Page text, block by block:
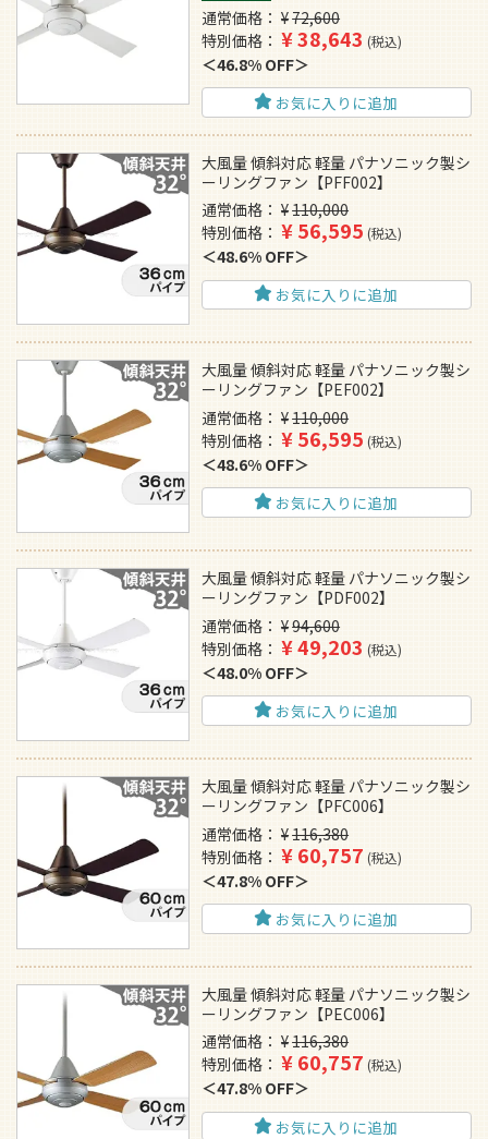
通常価格 ¥72,600
特別価格
¥38,643 税込
46.8% OFF
お気に入りに追加
大風量 傾斜対応 軽量 パナソニック製シ
ーリングファン【PFF002】
通常価格
¥110,000
特別価格
¥56,595 税込
48.6% OFF
お気に入りに追加
大風量 傾斜対応 軽量 パナソニック製シ
ーリングファン【PEF002】
通常価格
¥110,000
特別価格
¥56,595 税込
48.6% OFF
お気に入りに追加
大風量 傾斜対応 軽量 パナソニック製シ
ーリングファン【PDF002】
通常価格
¥94,600
特別価格
¥49,203 税込
48.0% OFF
お気に入りに追加
大風量 傾斜対応 軽量 パナソニック製シ
ーリングファン【PFC006】
通常価格
¥116,380
特別価格
¥60,757 税込
47.8% OFF
お気に入りに追加
大風量 傾斜対応 軽量 パナソニック製シ
ーリングファン【PEC006】
通常価格
¥116,380
特別価格
¥60,757 税込
47.8% OFF
お気に入りに追加